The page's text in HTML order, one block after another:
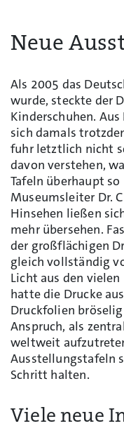
Neue
Als 2005 das
wurde, steckte der
Kinderschuhen.
sich damals
fuhr letztlich nicht
davon verstehen,
Tafeln überhaupt
Museumsleiter Dr.
Hinsehen ließen
mehr übersehen.
der großflächigen
gleich vollständig
Licht aus den
hatte die Drucke
Druckfolien
Anspruch, als
weltweit
Ausstellungstafeln
Schritt halten.
Viele neue